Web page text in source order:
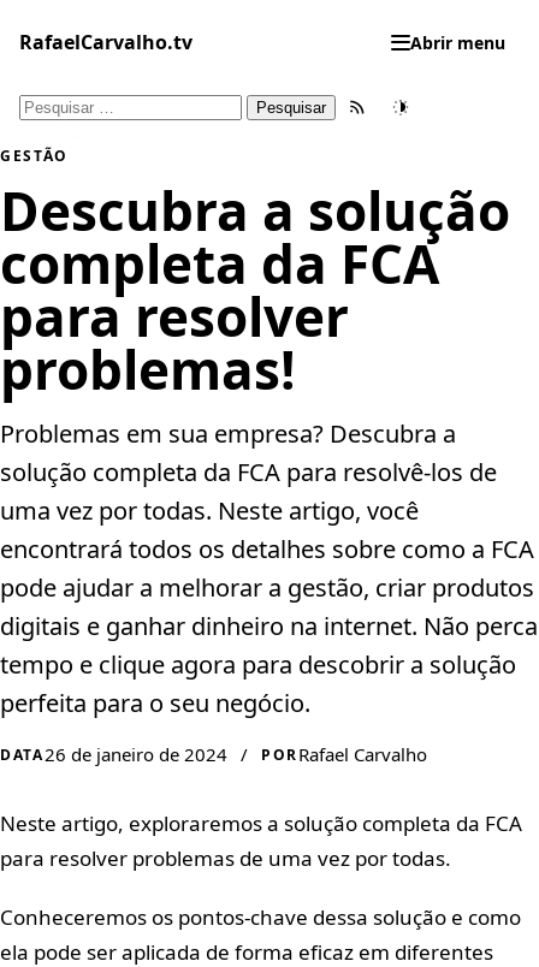
para
conteúdo
RafaelCarvalho.tv Abrir menu
Pesquisar
Feed RSSTema
GESTÃO
Descubra a solução
completa da FCA
para resolver
problemas!
Problemas em sua empresa? Descubra a
solução completa da FCA para resolvê-los de
uma vez por todas. Neste artigo, você
encontrará todos os detalhes sobre como a FCA
pode ajudar a melhorar a gestão, criar produtos
digitais e ganhar dinheiro na internet. Não perca
tempo e clique agora para descobrir a solução
perfeita para o seu negócio.
DATA26 de janeiro de 2024 / PORRafael Carvalho
Neste artigo, exploraremos a solução completa da FCA
para resolver problemas de uma vez por todas.
Conheceremos os pontos-chave dessa solução e como
ela pode ser aplicada de forma eficaz em diferentes